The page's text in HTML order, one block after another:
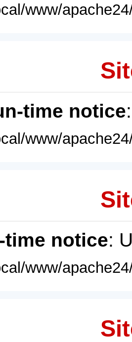
www/
time notice
www/
time notice:
www/